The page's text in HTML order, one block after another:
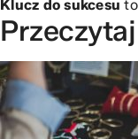
Klucz do sukcesu